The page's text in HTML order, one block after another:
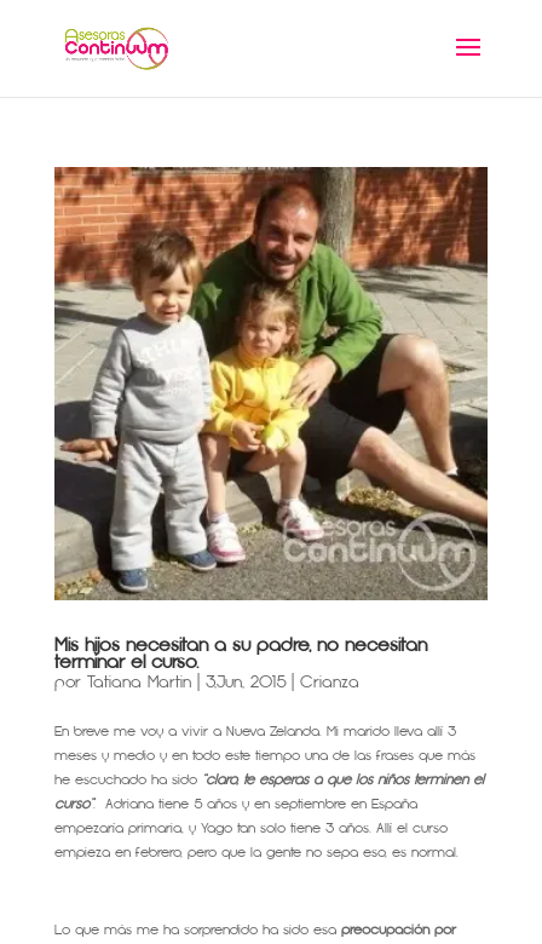
Mis hijos necesitan a su padre, no necesitan
terminar el curso.
por Tatiana Martin| 3,Jun, 2015| Crianza
En breve me voy a vivir a Nueva Zelanda. Mi marido lleva allí 3
meses y medio y en todo este tiempo una de las frases que más
he escuchado ha sido “claro, te esperas a que los niños terminen el
curso”. Adriana tiene 5 años y en septiembre en España
empezaría primaria, y Yago tan solo tiene 3 años. Allí el curso
empieza en febrero, pero que la gente no sepa eso, es normal.
Lo que más me ha sorprendido ha sido esapreocupación por